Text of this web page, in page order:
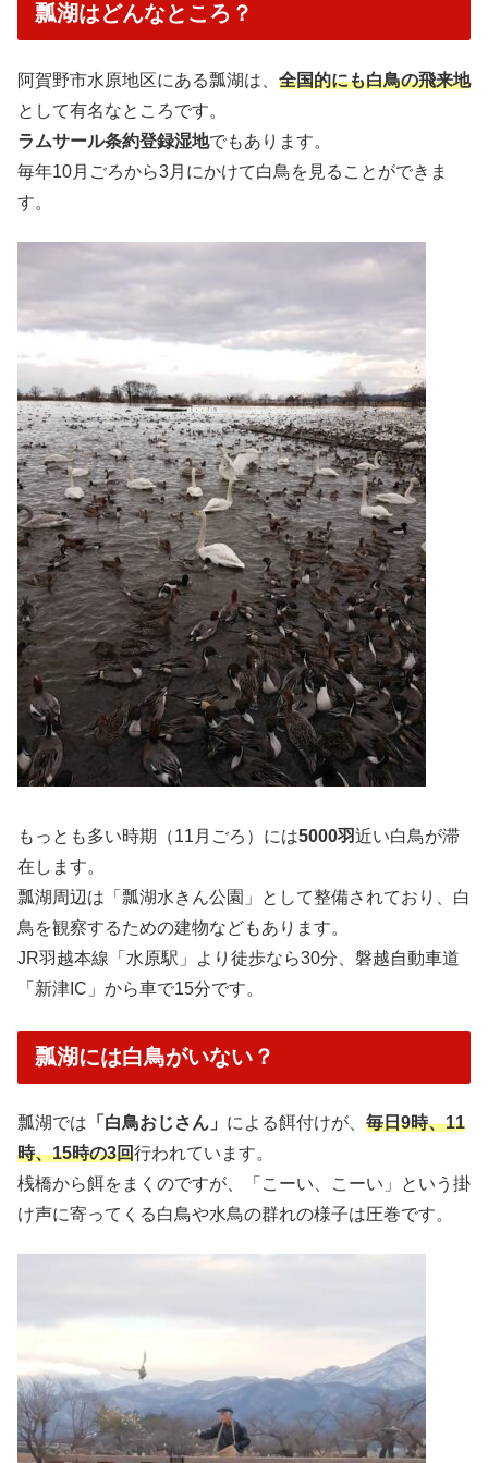
瓢湖はどんなところ？
阿賀野市水原地区にある瓢湖は、 全国的にも白鳥の飛来地
として有名なところです。
ラムサール条約登録湿地でもあります。
毎年10月ごろから3月にかけて白鳥を見ることができま
す。
もっとも多い時期（11月ごろ）には5000羽近い白鳥が滞
在します。
瓢湖周辺は「瓢湖水きん公園」として整備されており、白
鳥を観察するための建物などもあります。
JR羽越本線「水原駅」より徒歩なら30分、磐越自動車道
「新津IC」から車で15分です。
瓢湖には白鳥がいない？
瓢湖では 「白鳥おじさん」 による餌付けが、 毎日9時、11
時、15時の3回行われています。
桟橋から餌をまくのですが、「こーい、こーい」という掛
け声に寄ってくる白鳥や水鳥の群れの様子は圧巻です。